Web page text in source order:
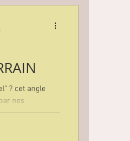
? cet angle
nos
parfaite